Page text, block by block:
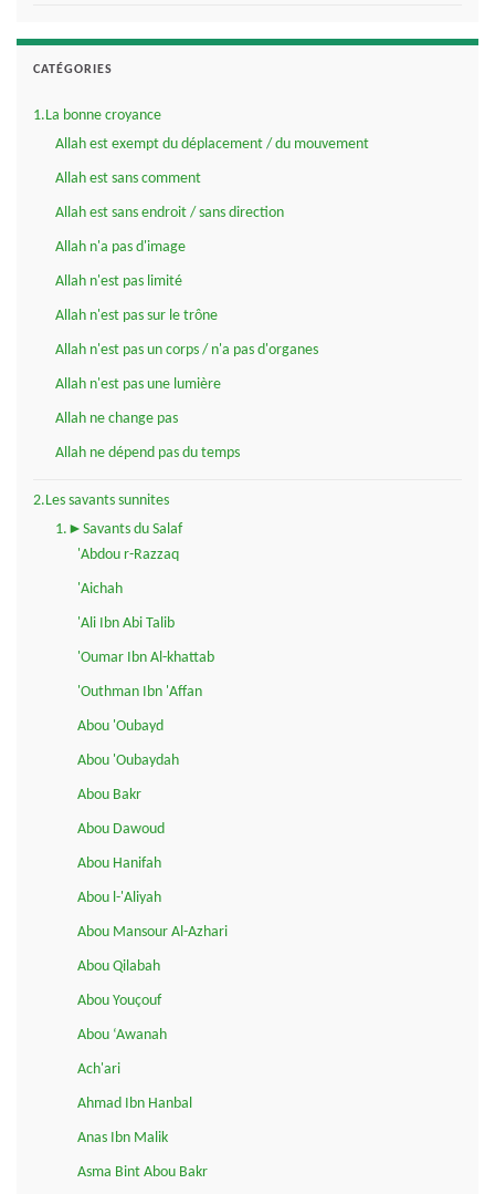
CATÉGORIES
1.La bonne croyance
Allah est exempt du déplacement / du mouvement
Allah est sans comment
Allah est sans endroit / sans direction
Allah n'a pas d'image
Allah n'est pas limité
Allah n'est pas sur le trône
Allah n'est pas un corps / n'a pas d'organes
Allah n'est pas une lumière
Allah ne change pas
Allah ne dépend pas du temps
2.Les savants sunnites
1.►Savants du Salaf
'Abdou r-Razzaq
'Aichah
'Ali Ibn Abi Talib
'Oumar Ibn Al-khattab
'Outhman Ibn 'Affan
Abou 'Oubayd
Abou 'Oubaydah
Abou Bakr
Abou Dawoud
Abou Hanifah
Abou l-'Aliyah
Abou Mansour Al-Azhari
Abou Qilabah
Abou Youçouf
Abou ‘Awanah
Ach'ari
Ahmad Ibn Hanbal
Anas Ibn Malik
Asma Bint Abou Bakr